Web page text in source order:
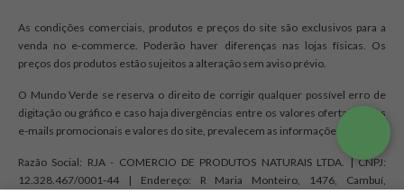
As condições comerciais, produtos e preços do site são exclusivos para a
venda no e-commerce. Poderão haver diferenças nas lojas físicas. Os
preços dos produtos estão sujeitos a alteração sem aviso prévio.
O Mundo Verde se reserva o direito de corrigir qualquer possível erro de
digitação ou gráfico e caso haja divergências entre os valores ofertados nos
e-mails promocionais e valores do site, prevalecem as informações do site.
Razão Social: RJA - COMERCIO DE PRODUTOS NATURAIS LTDA. | CNPJ:
12.328.467/0001-44 | Endereço: R Maria Monteiro, 1476, Cambuí,